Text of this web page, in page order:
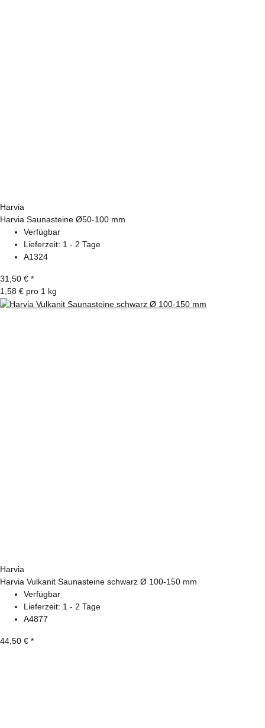
Harvia
Harvia Saunasteine Ø50-100 mm
Verfügbar
Lieferzeit: 1 - 2 Tage
A1324
31,50 € *
1,58 € pro 1 kg
Harvia
Harvia Vulkanit Saunasteine schwarz Ø 100-150 mm
Verfügbar
Lieferzeit: 1 - 2 Tage
A4877
44,50 € *